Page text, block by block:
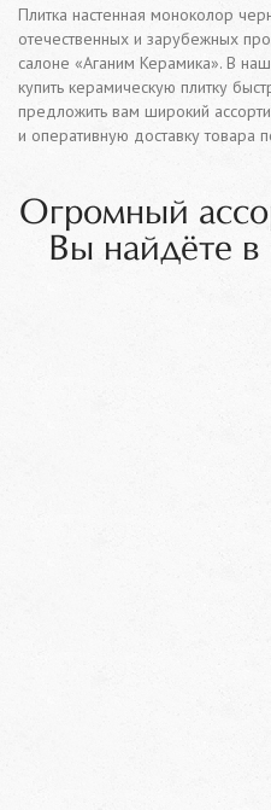
Плитка настенная моноколор
отечественных и зарубежных
салоне «Аганим Керамика». В
купить керамическую плитку
предложить вам широкий
и оперативную доставку товара
Огромный
Вы найдёте